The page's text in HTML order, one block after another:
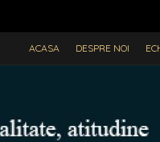
ACASA DESPRE NOI